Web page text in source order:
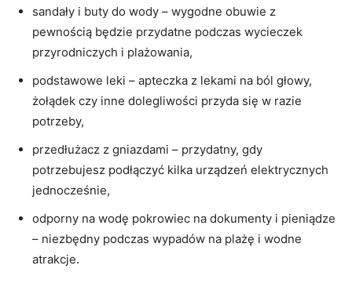
sandały i buty⁤ do⁣ wody – wygodne obuwie z
pewnością‍ będzie ⁣przydatne ⁣podczas wycieczek
przyrodniczych i plażowania,
podstawowe leki – apteczka z lekami na⁣ ból‍ głowy,
żołądek czy inne dolegliwości przyda ‌się w razie
potrzeby,
przedłużacz z⁢ gniazdami – przydatny, gdy
‍potrzebujesz podłączyć kilka⁣ urządzeń elektrycznych
‍jednocześnie,
odporny na wodę pokrowiec na‍ dokumenty ‍i pieniądze
– niezbędny podczas wypadów na plażę⁣ i ⁢wodne⁢
atrakcje.